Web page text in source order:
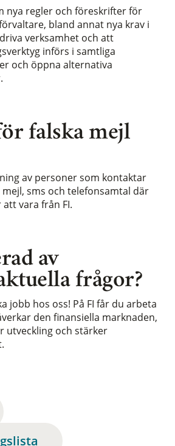
av
frågor?
jobb hos oss! På FI får du arbeta
den finansiella marknaden,
utveckling och stärker
falska mejl
av personer som kontaktar
sms och telefonsamtal där
vara från FI.
nya regler och föreskrifter för
bland annat nya krav i
verksamhet och att
införs i samtliga
och öppna alternativa